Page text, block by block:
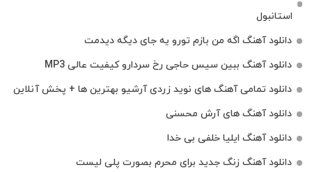
استانبول
دانلود آهنگ اگه من بازم تورو یه جای دیگه دیدمت
دانلود آهنگ ببین سیس حاجی رخ سردارو کیفیت عالی MP3
دانلود تمامی آهنگ های نوید زردی آرشیو بهترین ها + پخش آنلاین
دانلود آهنگ های آرش محسنی
دانلود آهنگ ایلیا خلفی بی خدا
دانلود آهنگ زنگ جدید برای محرم بصورت پلی لیست